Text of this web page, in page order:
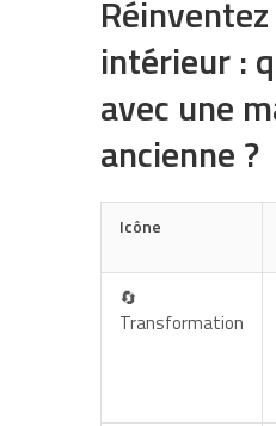
intérieur :
avec une
ancienne ?
Icône
🔄
Transformation